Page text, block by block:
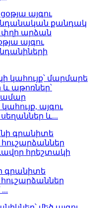
այգու
այգու
և...
գրանիտե